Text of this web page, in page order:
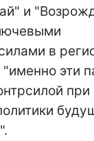
и
в
эти
при